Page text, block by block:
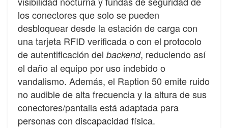
los conectores que solo se pueden
desbloquear desde la estación de carga con
una tarjeta RFID verificada o con el protocolo
de autentificación del backend, reduciendo así
el daño al equipo por uso indebido o
vandalismo. Además, el Raption 50 emite ruido
no audible de alta frecuencia y la altura de sus
conectores/pantalla está adaptada para
personas con discapacidad física.